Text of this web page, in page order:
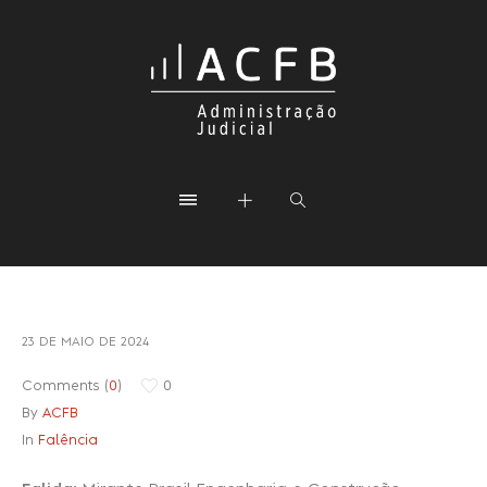
23 DE MAIO DE 2024
Comments (0) 0
By ACFB
In Falência